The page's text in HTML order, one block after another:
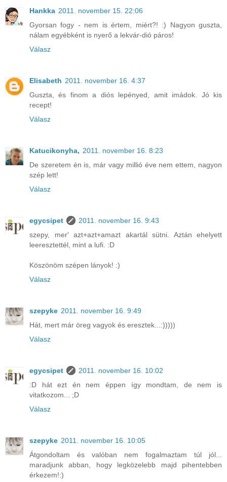
Hankka 2011. november 15. 22:06
Gyorsan fogy - nem is értem, miért?! :) Nagyon guszta,
nálam egyébként is nyerő a lekvár-dió páros!
Válasz
Elisabeth 2011. november 16. 4:37
Guszta, és finom a diós lepényed, amit imádok. Jó kis
recept!
Válasz
Katucikonyha, 2011. november 16. 8:23
De szeretem én is, már vagy millió éve nem ettem, nagyon
szép lett!
Válasz
egycsipet
2011. november 16. 9:43
szepy, mer' azt+azt+amazt akartál sütni. Aztán ehelyett
leeresztettél, mint a lufi. :D
Köszönöm szépen lányok! :)
Válasz
szepyke 2011. november 16. 9:49
Hát, mert már öreg vagyok és eresztek...:)))))
Válasz
egycsipet
2011. november 16. 10:02
:D hát ezt én nem éppen így mondtam, de nem is
vitatkozom... ;D
Válasz
szepyke 2011. november 16. 10:05
Átgondoltam és valóban nem fogalmaztam túl jól...
maradjunk abban, hogy legközelebb majd pihentebben
érkezem!:)